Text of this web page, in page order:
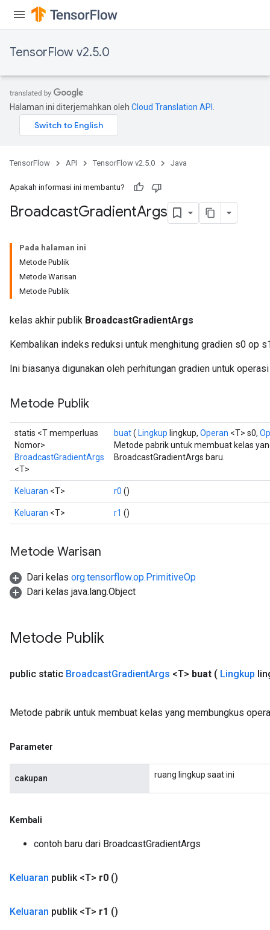
TensorFlow v2.5.0
Halaman ini diterjemahkan oleh Cloud Translation API
TensorFlow API TensorFlow v2.5.0 Java
Apakah informasi ini membantu?
BroadcastGradientArgs
Pada halaman ini
Metode Publik
Metode Warisan
Metode Publik
kelas akhir publik BroadcastGradientArgs
Kembalikan indeks reduksi untuk menghitung gradien s0 op
Ini biasanya digunakan oleh perhitungan gradien untuk
Metode Publik
statis <T memperluas
Nomor>
BroadcastGradientArgs
<T>
buat( Lingkup lingkup, Operan <T> s0,
Metode pabrik untuk membuat kelas
BroadcastGradientArgs baru.
Keluaran <T> r0 ()
Keluaran <T> r1 ()
Metode Warisan
Dari kelas org.tensorflow.op.PrimitiveOp
Dari kelas java.lang.Object
Metode Publik
public static BroadcastGradientArgs <T> buat ( Lingkup
Metode pabrik untuk membuat kelas yang membungkus
Parameter
cakupan ruang lingkup saat ini
Kembali
contoh baru dari BroadcastGradientArgs
Keluaran publik <T> r0 ()
Keluaran publik <T> r1 ()